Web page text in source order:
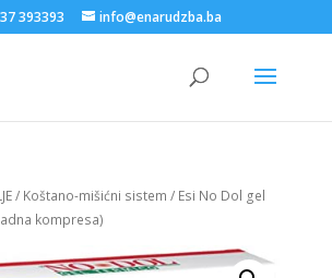
393393 info@enarudzba.ba
/ Koštano-mišićni sistem / Esi No Dol gel
kompresa)